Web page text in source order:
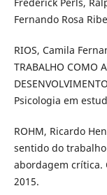
Fernando Rosa
RIOS, Camila
TRABALHO COMO
Psicologia em
ROHM, Ricardo
sentido do
abordagem crítica.
2015.